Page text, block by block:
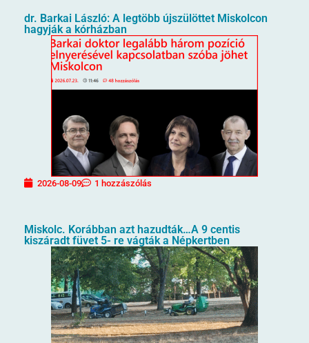
dr. Barkai László: A legtöbb újszülöttet Miskolcon
hagyják a kórházban
2026-08-09 1 hozzászólás
Miskolc. Korábban azt hazudták…A 9 centis
kiszáradt füvet 5- re vágták a Népkertben